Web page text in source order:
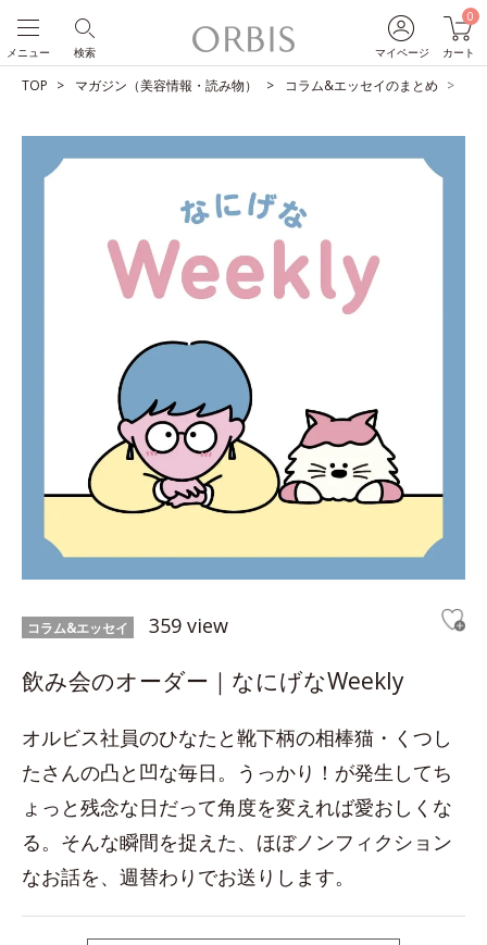
マイページ
0
カート
検索
メニュー
TOP マガジン（美容情報・読み物） コラム&エッセイのまとめ
コラム&エッセイ 359 view
飲み会のオーダー｜なにげなWeekly
オルビス社員のひなたと靴下柄の相棒猫・くつし
たさんの凸と凹な毎日。うっかり！が発生してち
ょっと残念な日だって角度を変えれば愛おしくな
る。そんな瞬間を捉えた、ほぼノンフィクション
なお話を、週替わりでお送りします。